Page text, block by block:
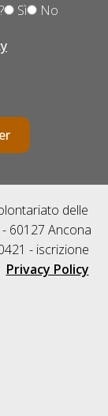
Sì No
delle
60127 Ancona
- iscrizione
Privacy Policy